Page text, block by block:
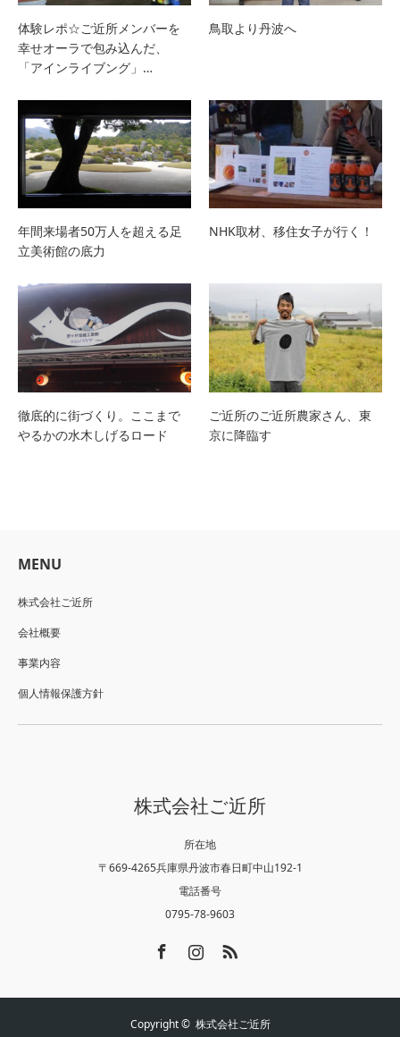
体験レポ☆ご近所メンバーを
幸せオーラで包み込んだ、
「アインライブング」…
鳥取より丹波へ
年間来場者50万人を超える足
立美術館の底力
NHK取材、移住女子が行く！
徹底的に街づくり。ここまで
やるかの水木しげるロード
ご近所のご近所農家さん、東
京に降臨す
MENU
株式会社ご近所
会社概要
事業内容
個人情報保護方針
株式会社ご近所
所在地
〒669-4265兵庫県丹波市春日町中山192-1
電話番号
0795-78-9603
Copyright © 株式会社ご近所